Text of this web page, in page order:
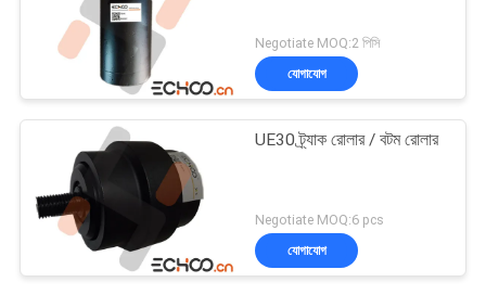
Negotiate MOQ:2 পিসি
যোগাযোগ
UE30 ট্র্যাক রোলার / বটম রোলার
Negotiate MOQ:6 pcs
যোগাযোগ